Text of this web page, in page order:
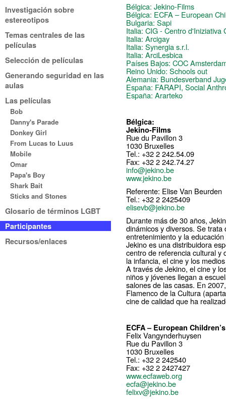
Investigación sobre
estereotipos
Temas centrales de las
películas
Selección de películas
Generando seguridad en las
aulas
Las películas
Bob
Danny's Parade
Donkey Girl
From Lucas to Luus
Mobile
Omar
Papa's Boy
Shark Bait
Sticks and Stones
Glosario de términos LGBT
Participantes
Recursos/enlaces
Bélgica: Jekino-Films
Bélgica: ECFA – European
Bulgaria: Sapi
Italia: CIG - Centro d'Iniziativa
Italia: Arcigay
Italia: Synergia s.r.l.
Italia: ArciLesbica
Países Bajos: COC
Reino Unido: Schools out
Alemania: Bundesverband
España: FARAPI, Social
España: Ararteko
Bélgica:
Jekino-Films
Rue du Pavillon 3
1030 Bruxelles
Tel.: +32 2 242.54.09
Fax: +32 2 242.74.27
info@jekino.be
www.jekino.be
Referente: Elise Van Beurden
Tel.: +32 2 2425409
elisevb@jekino.be
Durante más de 30 años,
dinámicos y diversos. Se
entretenimiento y la
Jekino es una distribuidora
centro de referencia cultural y
la infancia, el cine y los
A través de Jekino, el cine y
niños y jóvenes llegan a
salones de las casas. En
Flamenco de la Cultura
cine de calidad que ha
ECFA – European
Felix Vangynderhuysen
Rue du Pavillon 3
1030 Bruxelles
Tel.: +32 2 242540
Fax: +32 2 2427427
www.ecfaweb.org
ecfa@jekino.be
felixv@jekino.be